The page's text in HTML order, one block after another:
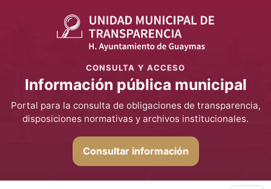
CONSULTA Y ACCESO
Información pública municipal
Portal para la consulta de obligaciones de transparencia,
disposiciones normativas y archivos institucionales.
Consultar información